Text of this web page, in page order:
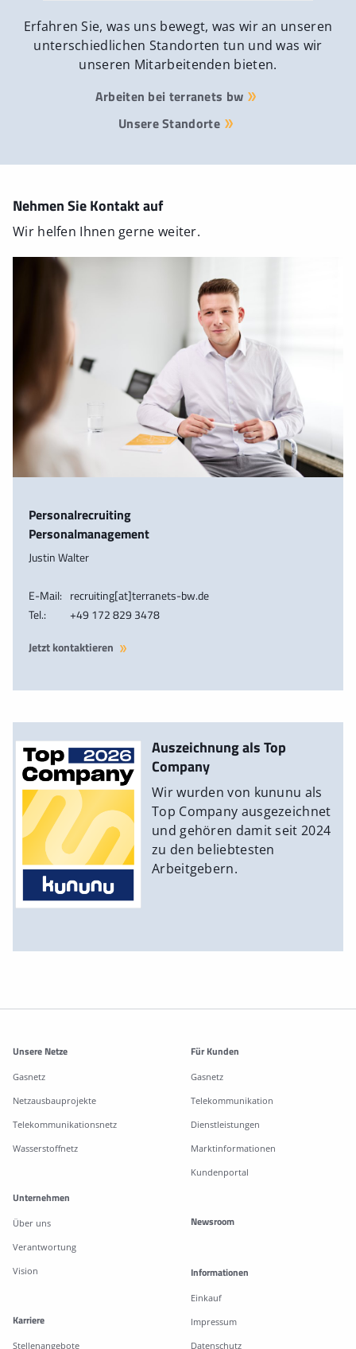
Externe Medien erlauben
Erfahren Sie, was uns bewegt, was wir an unseren
unterschiedlichen Standorten tun und was wir
unseren Mitarbeitenden bieten.
Arbeiten bei terranets bw
Unsere Standorte
Nehmen Sie Kontakt auf
Wir helfen Ihnen gerne weiter.
Personalrecruiting
Personalmanagement
Justin Walter
E-Mail: recruiting[at]terranets-bw.de
Tel.:
+49 172 829 3478
Jetzt kontaktieren
Auszeichnung als Top
Company
Wir wurden von kununu als
Top Company ausgezeichnet
und gehören damit seit 2024
zu den beliebtesten
Arbeitgebern.
Weitere Informationen
Unsere Netze
Gasnetz
Netzausbauprojekte
Telekommunikationsnetz
Wasserstoffnetz
Für Kunden
Gasnetz
Telekommunikation
Dienstleistungen
Marktinformationen
Kundenportal
Unternehmen
Über uns
Verantwortung
Vision
Karriere
Stellenangebote
Newsroom
Informationen
Einkauf
Impressum
Datenschutz